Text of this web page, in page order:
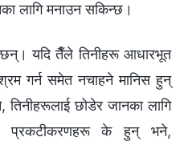
लागि मनाउन सकिन्छ।
यदि तैँले तिनीहरू आधारभूत
गर्न समेत नचाहने मानिस हुन्
छोडेर जानका लागि
प्रकटीकरणहरू के हुन् भने,